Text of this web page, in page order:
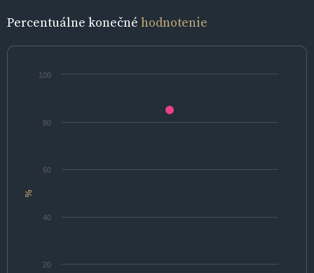
Percentuálne konečné hodnotenie
%
20
40
60
80
100